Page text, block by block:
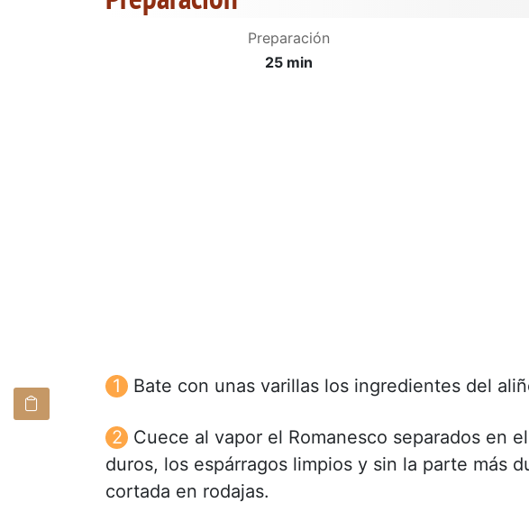
Preparación
25 min
Bate con unas varillas los ingredientes del
Cuece al vapor el Romanesco separados en
duros, los espárragos limpios y sin la parte más
cortada en rodajas.